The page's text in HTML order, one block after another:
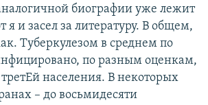
биографии уже лежит
я и засел за литературу. В общем,
Туберкулезом в среднем по
по разным оценкам,
третЕй населения. В некоторых
– до восьмидесяти